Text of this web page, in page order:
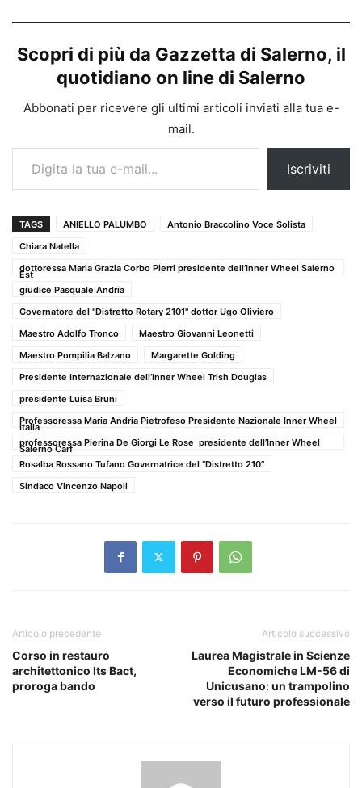
Scopri di più da Gazzetta di Salerno, il
quotidiano on line di Salerno
Abbonati per ricevere gli ultimi articoli inviati alla tua e-
mail.
Digita la tua e-mail...
Iscriviti
TAGS ANIELLO PALUMBO
Antonio Braccolino Voce Solista
Chiara Natella
dottoressa Maria Grazia Corbo Pierri presidente dell’Inner Wheel Salerno
Est
giudice Pasquale Andria
Governatore del "Distretto Rotary 2101" dottor Ugo Oliviero
Maestro Adolfo Tronco
Maestro Giovanni Leonetti
Maestro Pompilia Balzano
Margarette Golding
Presidente Internazionale dell’Inner Wheel Trish Douglas
presidente Luisa Bruni
Professoressa Maria Andria Pietrofeso Presidente Nazionale Inner Wheel
Italia
professoressa Pierina De Giorgi Le Rose presidente dell’Inner Wheel
Salerno Carf
Rosalba Rossano Tufano Governatrice del “Distretto 210”
Sindaco Vincenzo Napoli
Articolo precedente
Corso in restauro
architettonico Its Bact,
proroga bando
Articolo successivo
Laurea Magistrale in Scienze
Economiche LM-56 di
Unicusano: un trampolino
verso il futuro professionale